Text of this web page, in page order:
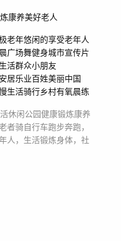
老年悠闲的享受老年人
广场舞健身城市宣传片
活群众小朋友
居乐业百姓美丽中国
生活骑行乡村有氧晨练
休闲公园健康锻炼康养
者骑自行车跑步奔跑，
人，生活锻炼身体，社